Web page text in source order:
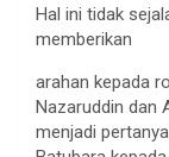
Hal ini tidak
memberikan
arahan kepada
Nazaruddin dan
menjadi